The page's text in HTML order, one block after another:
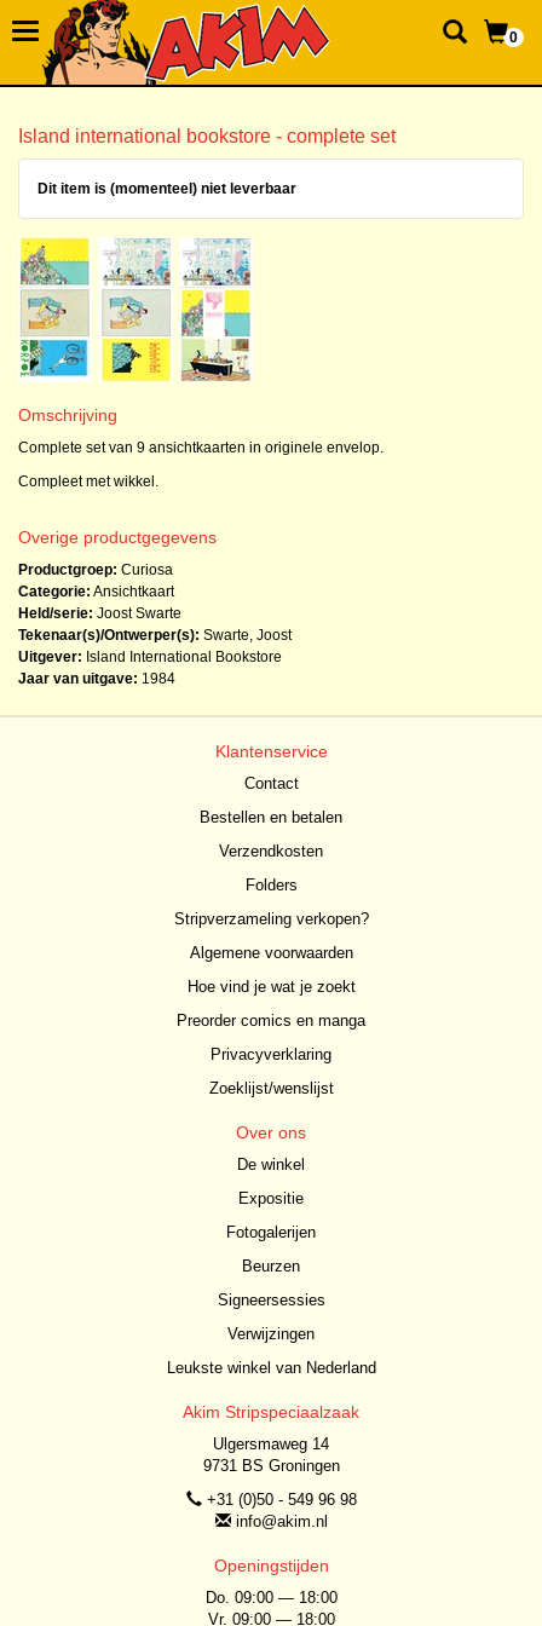
0
Island international bookstore - complete set
Dit item is (momenteel) niet leverbaar
Omschrijving
Complete set van 9 ansichtkaarten in originele envelop.
Compleet met wikkel.
Overige productgegevens
Productgroep: Curiosa
Categorie: Ansichtkaart
Held/serie: Joost Swarte
Tekenaar(s)/Ontwerper(s): Swarte, Joost
Uitgever: Island International Bookstore
Jaar van uitgave: 1984
Klantenservice
Contact
Bestellen en betalen
Verzendkosten
Folders
Stripverzameling verkopen?
Algemene voorwaarden
Hoe vind je wat je zoekt
Preorder comics en manga
Privacyverklaring
Zoeklijst/wenslijst
Over ons
De winkel
Expositie
Fotogalerijen
Beurzen
Signeersessies
Verwijzingen
Leukste winkel van Nederland
Akim Stripspeciaalzaak
Ulgersmaweg 14
9731 BS Groningen
+31 (0)50 - 549 96 98
info@akim.nl
Openingstijden
Do. 09:00 — 18:00
Vr. 09:00 — 18:00